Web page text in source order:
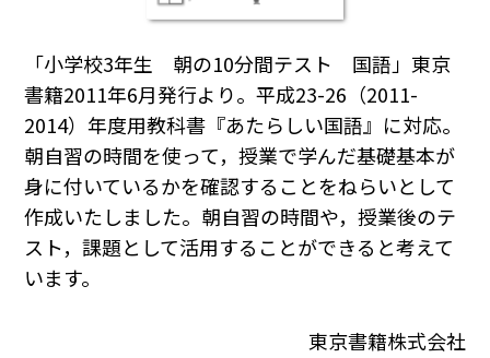
「小学校3年生 朝の10分間テスト 国語」東京
書籍2011年6月発行より。平成23-26（2011-
2014）年度用教科書『あたらしい国語』に対応。
朝自習の時間を使って，授業で学んだ基礎基本が
身に付いているかを確認することをねらいとして
作成いたしました。朝自習の時間や，授業後のテ
スト，課題として活用することができると考えて
います。
東京書籍株式会社